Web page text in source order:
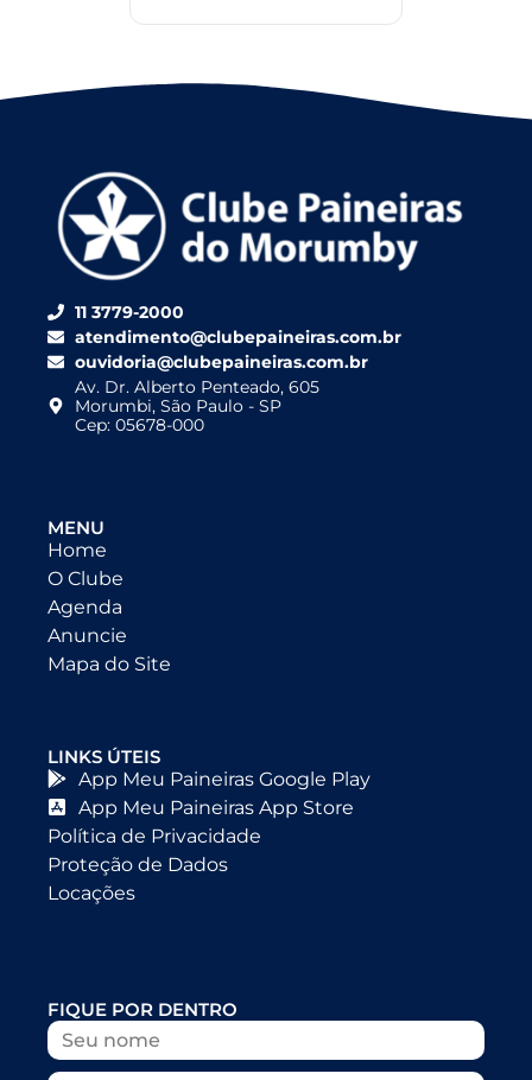
11 3779-2000
atendimento@clubepaineiras.com.br
ouvidoria@clubepaineiras.com.br
Av. Dr. Alberto Penteado, 605
Morumbi, São Paulo - SP
Cep: 05678-000
MENU
Home
O Clube
Agenda
Anuncie
Mapa do Site
LINKS ÚTEIS
App Meu Paineiras Google Play
App Meu Paineiras App Store
Política de Privacidade
Proteção de Dados
Locações
FIQUE POR DENTRO